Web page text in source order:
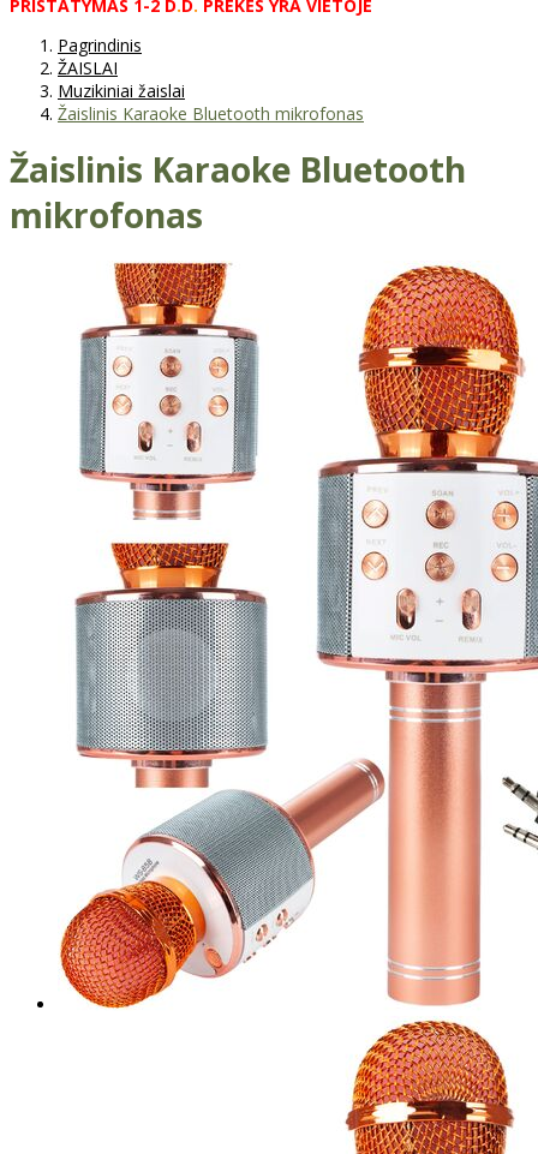
PRISTATYMAS 1-2 D. D. PREKĖS YRA VIETOJE
Pagrindinis
ŽAISLAI
Muzikiniai žaislai
Žaislinis Karaoke Bluetooth mikrofonas
Žaislinis Karaoke Bluetooth
mikrofonas